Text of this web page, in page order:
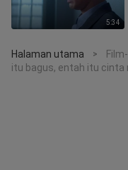
5:34
Halaman utama >
itu bagus, entah itu cinta